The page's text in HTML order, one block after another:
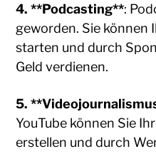
4. **Podcasting**:
geworden. Sie können
starten und durch
Geld verdienen.
5.
YouTube können Sie
erstellen und durch